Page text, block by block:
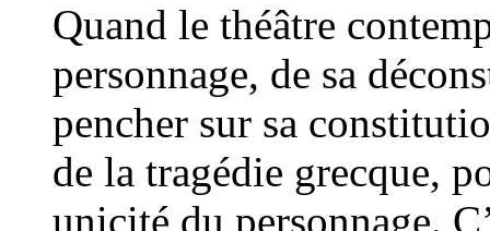
Quand le théâtre
personnage, de sa
pencher sur sa
de la tragédie grecque,
unicité du personnage.